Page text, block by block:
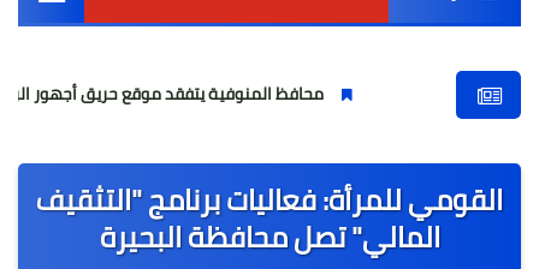
أخبار مصر
عالمى
الرياضة
محافظ المنوفية يتفقد موقع حريق أجهور الرمل بقويسنا
القومي للمرأة: فعاليات برنامج "التثقيف
المالي" تصل محافظة البحيرة